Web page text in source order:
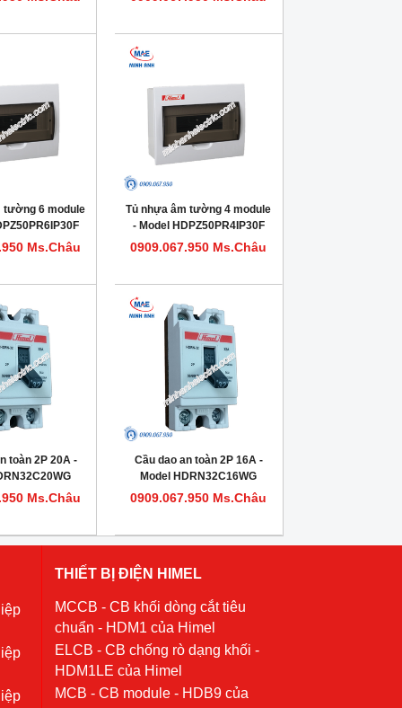
tường 6 module
Ms.Châu
Tủ nhựa âm tường 4 module
- Model HDPZ50PR4IP30F
0909.067.950 Ms.Châu
toàn 2P 20A -
Ms.Châu
Cầu dao an toàn 2P 16A -
Model HDRN32C16WG
0909.067.950 Ms.Châu
THIẾT BỊ ĐIỆN HIMEL
MCCB - CB khối dòng cắt tiêu
chuẩn - HDM1 của Himel
ELCB - CB chống rò dạng khối -
HDM1LE của Himel
MCB - CB module - HDB9 của